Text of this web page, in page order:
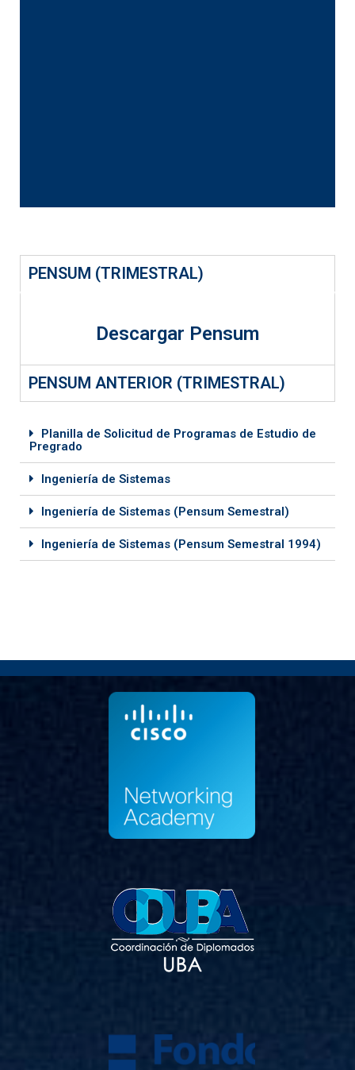
PENSUM (TRIMESTRAL)
Descargar Pensum
PENSUM ANTERIOR (TRIMESTRAL)
Planilla de Solicitud de Programas de Estudio de
Pregrado
Ingeniería de Sistemas
Ingeniería de Sistemas (Pensum Semestral)
Ingeniería de Sistemas (Pensum Semestral 1994)